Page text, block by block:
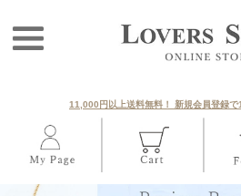
11,000円以上送料無料！ 新規会員登録